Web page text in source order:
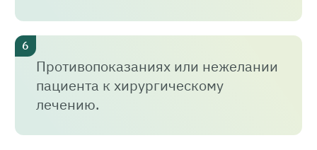
Противопоказаниях или нежелании
пациента к хирургическому
лечению.